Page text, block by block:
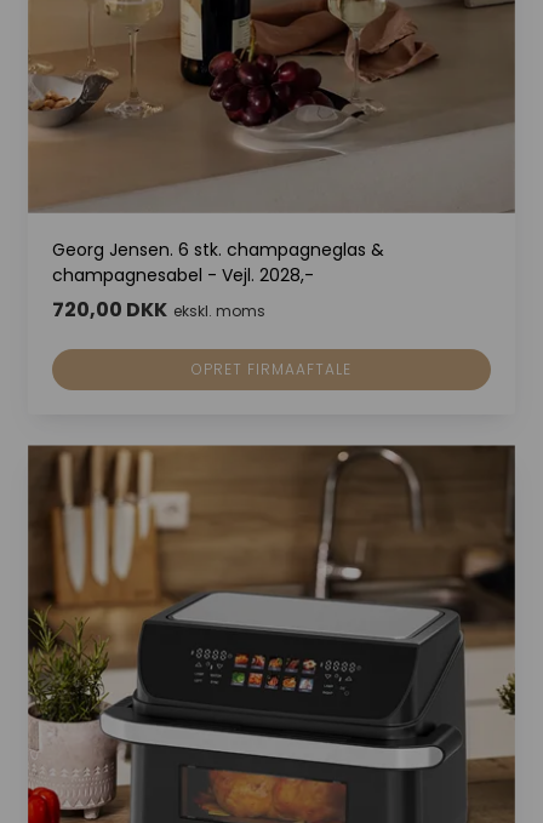
Georg Jensen. 6 stk. champagneglas &
champagnesabel - Vejl. 2028,-
720,00 DKK ekskl. moms
OPRET FIRMAAFTALE